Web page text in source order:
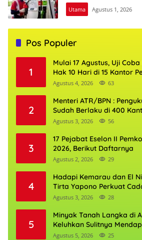
Utama Agustus 1, 2026
Pos Populer
1
Mulai 17 Agustus, Uji
Hak 10 Hari di 15 Kantor
Agustus 4, 2026 63
2
Menteri ATR/BPN :
Sudah Berlaku di 400
Agustus 3, 2026 56
3
17 Pejabat Eselon II
2026, Berikut Daftarnya
Agustus 2, 2026 29
4
Hadapi Kemarau dan El
Tirta Yapono Perkuat
Agustus 3, 2026 28
5
Minyak Tanah Langka di
Keluhkan Sulitnya
Agustus 5, 2026 25